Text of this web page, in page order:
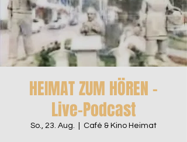
HEIMAT ZUM HÖREN –
Live-Podcast
So., 23. Aug. Café & Kino Heimat